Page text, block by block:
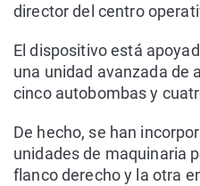
director del centro
El dispositivo está
una unidad avanzada de
cinco autobombas y
De hecho, se han
unidades de maquinaria
flanco derecho y la otra